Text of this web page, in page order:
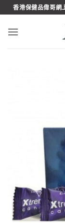
Skip
to
content
香港保健品偉哥網